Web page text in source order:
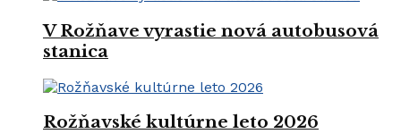
V Rožňave vyrastie nová autobusová
stanica
Rožňavské kultúrne leto 2026